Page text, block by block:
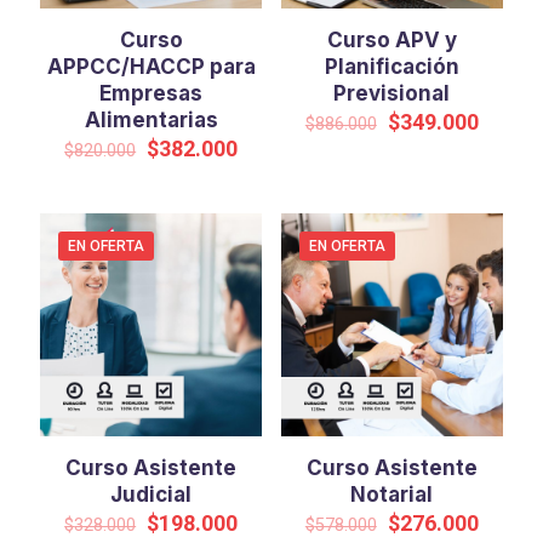
Curso
APPCC/HACCP para
Empresas
Alimentarias
$820.000 El
era:
$820.000.
$382.000El
$382.000.
Curso APV y
Planificación
Previsional
$886.000 El
$886.000.
$349.000El
EN OFERTA
Curso Asistente
Judicial
$328.000 El
$198.000El
EN OFERTA
Curso Asistente
Notarial
$578.000 El
$276.000El